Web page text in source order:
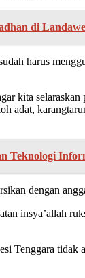
di
harus
kita
Teknologi
dengan
insya’allah
Tenggara